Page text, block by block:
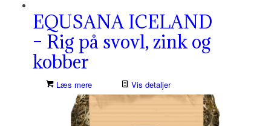
EQUSANA ICELAND
– Rig på svovl, zink og
kobber
Læs mere Vis detaljer